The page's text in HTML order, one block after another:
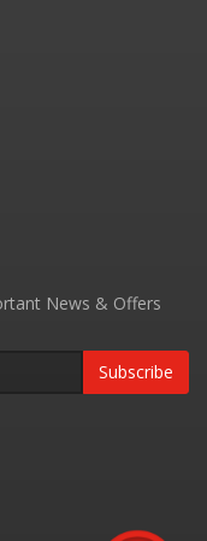
News & Offers
Subscribe